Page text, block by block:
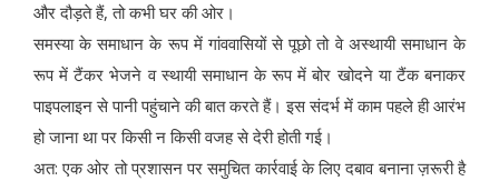
और दौड़ते हैं, तो कभी घर की ओर।
समस्या के समाधान के रूप में गांववासियों से पूछो तो वे अस्थायी समाधान के
रूप में टैंकर भेजने व स्थायी समाधान के रूप में बोर खोदने या टैंक बनाकर
पाइपलाइन से पानी पहुंचाने की बात करते हैं। इस संदर्भ में काम पहले ही आरंभ
हो जाना था पर किसी न किसी वजह से देरी होती गई।
अत: एक ओर तो प्रशासन पर समुचित कार्रवाई के लिए दबाव बनाना ज़रूरी है